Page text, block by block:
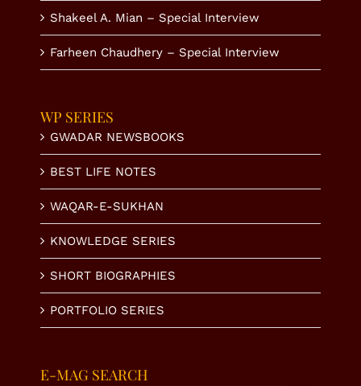
Shakeel A. Mian – Special Interview
Farheen Chaudhery – Special Interview
WP SERIES
GWADAR NEWSBOOKS
BEST LIFE NOTES
WAQAR-E-SUKHAN
KNOWLEDGE SERIES
SHORT BIOGRAPHIES
PORTFOLIO SERIES
E-MAG SEARCH